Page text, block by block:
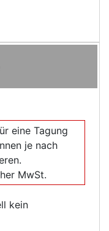
eine Tagung
je nach
MwSt.
kein